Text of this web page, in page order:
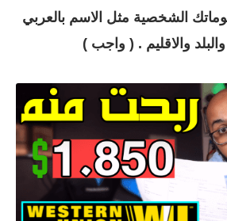
الشخصية مثل الاسم بالعربي
والبلد والاقليم . ( واجب )